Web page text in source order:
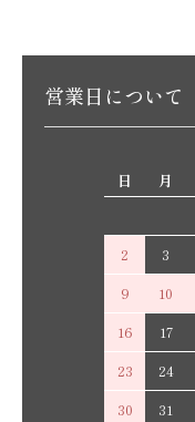
営業日について
日
月
2
3
9
10
16
17
23
24
30
31